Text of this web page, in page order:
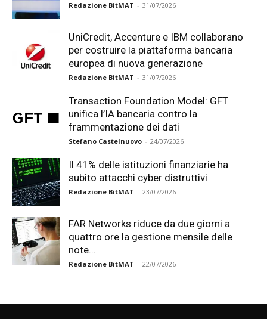
Redazione BitMAT - 31/07/2026
UniCredit, Accenture e IBM collaborano
per costruire la piattaforma bancaria
europea di nuova generazione
Redazione BitMAT - 31/07/2026
Transaction Foundation Model: GFT
unifica l’IA bancaria contro la
frammentazione dei dati
Stefano Castelnuovo - 24/07/2026
Il 41% delle istituzioni finanziarie ha
subito attacchi cyber distruttivi
Redazione BitMAT - 23/07/2026
FAR Networks riduce da due giorni a
quattro ore la gestione mensile delle
note...
Redazione BitMAT - 22/07/2026